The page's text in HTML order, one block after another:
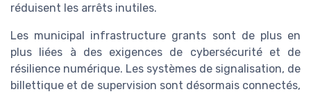
réduisent les arrêts inutiles.
Les municipal infrastructure grants sont de plus en
plus liées à des exigences de cybersécurité et de
résilience numérique. Les systèmes de signalisation, de
billettique et de supervision sont désormais connectés,